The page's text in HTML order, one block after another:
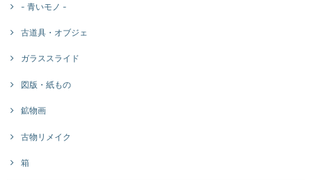
- 青いモノ -
古道具・オブジェ
ガラススライド
図版・紙もの
鉱物画
古物リメイク
箱